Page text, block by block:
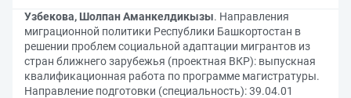
Узбекова, Шолпан Аманкелдикызы. Направления
миграционной политики Республики Башкортостан в
решении проблем социальной адаптации мигрантов из
стран ближнего зарубежья (проектная ВКР): выпускная
квалификационная работа по программе магистратуры.
Направление подготовки (специальность): 39.04.01